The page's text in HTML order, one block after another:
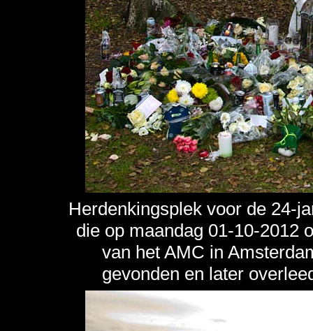
Herdenkingsplek voor de 24-
die op maandag 01-10-2012
van het AMC in
gevonden en later